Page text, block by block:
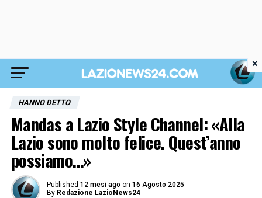
HANNO DETTO
Mandas a Lazio Style Channel: «Alla
Lazio sono molto felice. Quest’anno
possiamo…»
Published 12 mesi ago on 16 Agosto 2025
By Redazione LazioNews24
×